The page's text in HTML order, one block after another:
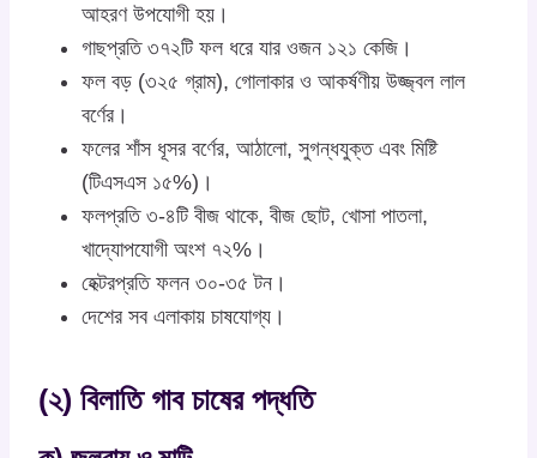
আহরণ উপযোগী হয়।
গাছপ্রতি ৩৭২টি ফল ধরে যার ওজন ১২১ কেজি।
ফল বড় (৩২৫ গ্রাম), গোলাকার ও আকর্ষণীয় উজ্জ্বল লাল
বর্ণের।
ফলের শাঁস ধূসর বর্ণের, আঠালো, সুগন্ধযুক্ত এবং মিষ্টি
(টিএসএস ১৫%)।
ফলপ্রতি ৩-৪টি বীজ থাকে, বীজ ছোট, খোসা পাতলা,
খাদ্যোপযোগী অংশ ৭২%।
হেক্টরপ্রতি ফলন ৩০-৩৫ টন।
দেশের সব এলাকায় চাষযোগ্য।
(২) বিলাতি গাব চাষের পদ্ধতি